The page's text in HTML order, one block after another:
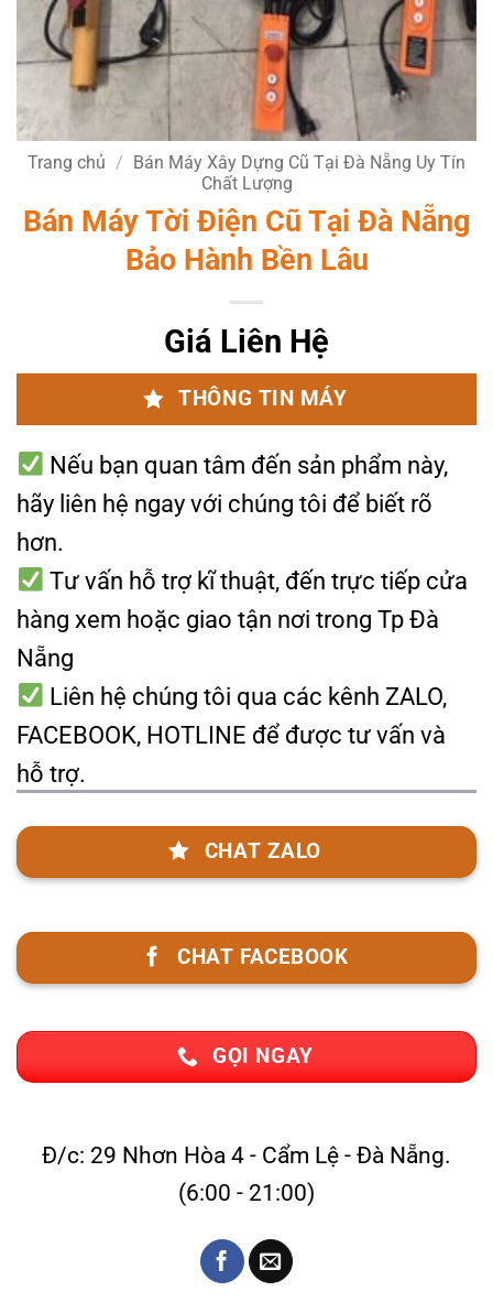
Trang chủ / Bán Máy Xây Dựng Cũ Tại Đà Nẵng Uy Tín
Chất Lượng
Bán Máy Tời Điện Cũ Tại Đà Nẵng
Bảo Hành Bền Lâu
Giá Liên Hệ
THÔNG TIN MÁY
Nếu bạn quan tâm đến sản phẩm này,
hãy liên hệ ngay với chúng tôi để biết rõ
hơn.
Tư vấn hỗ trợ kĩ thuật, đến trực tiếp cửa
hàng xem hoặc giao tận nơi trong Tp Đà
Nẵng
Liên hệ chúng tôi qua các kênh ZALO,
FACEBOOK, HOTLINE để được tư vấn và
hỗ trợ.
CHAT ZALO
CHAT FACEBOOK
GỌI NGAY
Đ/c: 29 Nhơn Hòa 4 - Cẩm Lệ - Đà Nẵng.
(6:00 - 21:00)